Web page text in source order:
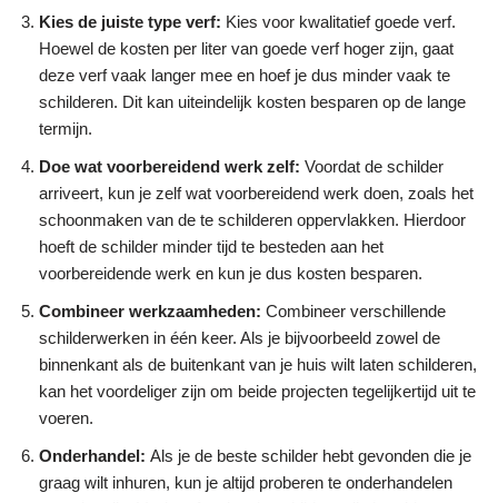
Kies de juiste type verf: Kies voor kwalitatief goede verf.
Hoewel de kosten per liter van goede verf hoger zijn, gaat
deze verf vaak langer mee en hoef je dus minder vaak te
schilderen. Dit kan uiteindelijk kosten besparen op de lange
termijn.
Doe wat voorbereidend werk zelf: Voordat de schilder
arriveert, kun je zelf wat voorbereidend werk doen, zoals het
schoonmaken van de te schilderen oppervlakken. Hierdoor
hoeft de schilder minder tijd te besteden aan het
voorbereidende werk en kun je dus kosten besparen.
Combineer werkzaamheden: Combineer verschillende
schilderwerken in één keer. Als je bijvoorbeeld zowel de
binnenkant als de buitenkant van je huis wilt laten schilderen,
kan het voordeliger zijn om beide projecten tegelijkertijd uit te
voeren.
Onderhandel: Als je de beste schilder hebt gevonden die je
graag wilt inhuren, kun je altijd proberen te onderhandelen